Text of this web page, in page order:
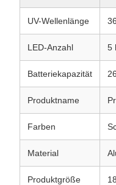
UV-Wellenlänge
LED-Anzahl 5
Batteriekapazität
Produktname
Farben
Material
Produktgröße